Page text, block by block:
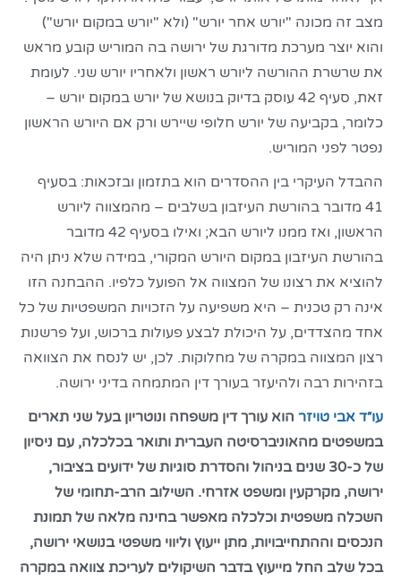
מצב זה מכונה "יורש אחר יורש" (ולא "יורש במקום יורש")
והוא יוצר מערכת מדורגת של ירושה בה המוריש קובע מראש
את שרשרת ההורשה ליורש ראשון ולאחריו יורש שני. לעומת
זאת, סעיף 42 עוסק בדיוק בנושא של יורש במקום יורש –
כלומר, בקביעה של יורש חלופי שיירש ורק אם היורש הראשון
נפטר לפני המוריש.
ההבדל העיקרי בין ההסדרים הוא בתזמון ובזכאות: בסעיף
41 מדובר בהורשת העיזבון בשלבים – מהמצווה ליורש
הראשון, ואז ממנו ליורש הבא; ואילו בסעיף 42 מדובר
בהורשת העיזבון במקום היורש המקורי, במידה שלא ניתן היה
להוציא את רצונו של המצווה אל הפועל כלפיו. ההבחנה הזו
אינה רק טכנית – היא משפיעה על הזכויות המשפטיות של כל
אחד מהצדדים, על היכולת לבצע פעולות ברכוש, ועל פרשנות
רצון המצווה במקרה של מחלוקות. לכן, יש לנסח את הצוואה
בזהירות רבה ולהיעזר בעורך דין המתמחה בדיני ירושה.
עו״ד אבי טויזר הוא עורך דין משפחה ונוטריון בעל שני תארים
במשפטים מהאוניברסיטה העברית ותואר בכלכלה, עם ניסיון
של כ-30 שנים בניהול והסדרת סוגיות של ידועים בציבור,
ירושה, מקרקעין ומשפט אזרחי. השילוב הרב-תחומי של
השכלה משפטית וכלכלה מאפשר בחינה מלאה של תמונת
הנכסים וההתחייבויות, מתן ייעוץ וליווי משפטי בנושאי ירושה,
בכל שלב החל מייעוץ בדבר השיקולים לעריכת צוואה במקרה